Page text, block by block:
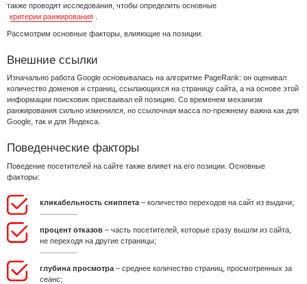
также проводят исследования, чтобы определить основные
критерии ранжирования
Рассмотрим основные факторы, влияющие на позиции.
Внешние ссылки
Изначально работа Google основывалась на алгоритме PageRank: он оценивал
количество доменов и страниц, ссылающихся на страницу сайта, а на основе этой
информации поисковик присваивал ей позицию. Со временем механизм
ранжирования сильно изменился, но ссылочная масса по-прежнему важна как для
Google, так и для Яндекса.
Поведенческие факторы
Поведение посетителей на сайте также влияет на его позиции. Основные
факторы:
кликабельность сниппета – количество переходов на сайт из выдачи;
процент отказов – часть посетителей, которые сразу вышли из сайта,
не переходя на другие страницы;
глубина просмотра – среднее количество страниц, просмотренных за
сеанс;